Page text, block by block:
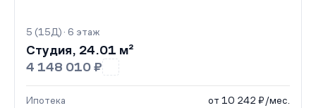
5 (15Д) · 6 этаж
Студия, 24.01 м²
4 148 010 ₽
Ипотека от 10 242 ₽/мес.